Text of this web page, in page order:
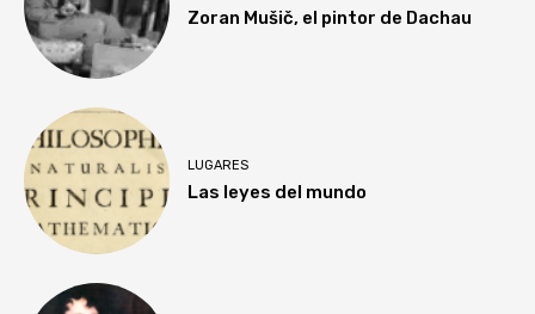
Zoran Mušič, el pintor de Dachau
LUGARES
Las leyes del mundo